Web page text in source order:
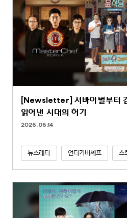
[Newsletter] 서바이벌부터
읽어낸 시대의 허기
2026.06.14
뉴스레터 언더커버셰프 스